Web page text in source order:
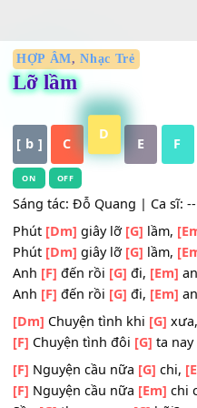
Lỡ lầm
[ b ] C E F
ON
Sáng tác: Đỗ Quang | Ca
Phút[Dm] giây lỡ[G]lầm,
Phút[Dm]giây lỡ[G]lầm,
Anh[F]đến rồi[G]đi,
Anh[F]đến rồi[G]đi,
[Dm]Chuyện tình khi[G]